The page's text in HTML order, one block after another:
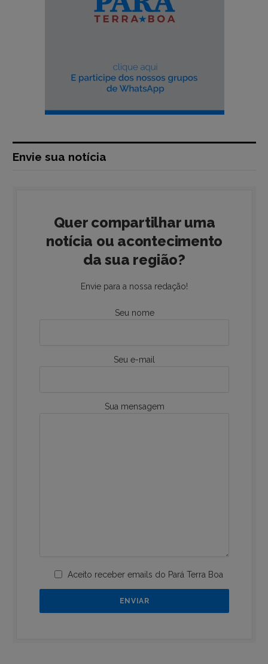
Envie sua notícia
Quer compartilhar uma
notícia ou acontecimento
da sua região?
Envie para a nossa redação!
Seu nome
Seu e-mail
Sua mensagem
Aceito receber emails do Pará Terra Boa